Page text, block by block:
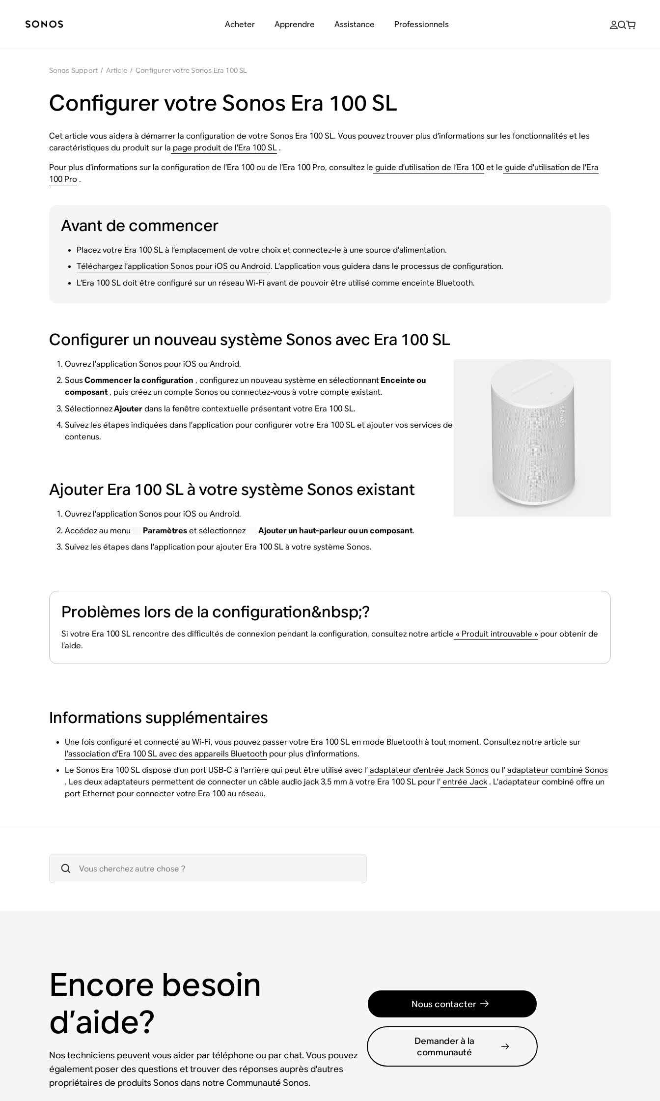
Acheter Apprendre Assistance Professionnels
Sonos Support / Article / Configurer votre Sonos Era 100 SL
Configurer votre Sonos Era 100 SL
Cet article vous aidera à démarrer la configuration de votre Sonos Era 100 SL. Vous pouvez trouver plus d’informations sur les fonctionnalités et les
caractéristiques du produit sur la page produit de l’Era 100 SL.
Pour plus d’informations sur la configuration de l’Era 100 ou de l’Era 100 Pro, consultez le guide d’utilisation de l’Era 100et le guide d’utilisation de l’Era
100 Pro.
Avant de commencer
Placez votre Era 100 SL à l’emplacement de votre choix et connectez-le à une source d’alimentation.
Téléchargez l’application Sonos pour iOS ou Android. L’application vous guidera dans le processus de configuration.
L’Era 100 SL doit être configuré sur un réseau Wi-Fi avant de pouvoir être utilisé comme enceinte Bluetooth.
Configurer un nouveau système Sonos avec Era 100 SL
Ouvrez l’application Sonos pour iOS ou Android.
SousCommencer la configuration , configurez un nouveau système en sélectionnantEnceinte ou
composant, puis créez un compte Sonos ou connectez-vous à votre compte existant.
SélectionnezAjouterdans la fenêtre contextuelle présentant votre Era 100 SL.
Suivez les étapes indiquées dans l’application pour configurer votre Era 100 SL et ajouter vos services de
contenus.
Ajouter Era 100 SL à votre système Sonos existant
Ouvrez l’application Sonos pour iOS ou Android.
Accédez au menu
Paramètreset sélectionnez Ajouter un haut-parleur ou un composant.
Suivez les étapes dans l’application pour ajouter Era 100 SL à votre système Sonos.
Problèmes lors de la configuration&nbsp;?
Si votre Era 100 SL rencontre des difficultés de connexion pendant la configuration, consultez notre article « Produit introuvable » pour obtenir de
l’aide.
Informations supplémentaires
Une fois configuré et connecté au Wi-Fi, vous pouvez passer votre Era 100 SL en mode Bluetooth à tout moment. Consultez notre article sur
l’association d’Era 100 SL avec des appareils Bluetoothpour plus d’informations.
Le Sonos Era 100 SL dispose d’un port USB-C à l’arrière qui peut être utilisé avec l’adaptateur d’entrée Jack Sonosou l’adaptateur combiné Sonos
. Les deux adaptateurs permettent de connecter un câble audio jack 3,5 mm à votre Era 100 SL pour l’entrée Jack. L’adaptateur combiné offre un
port Ethernet pour connecter votre Era 100 au réseau.
Encore besoin
d’aide?
Nos techniciens peuvent vous aider par téléphone ou par chat. Vous pouvez
également poser des questions et trouver des réponses auprès d'autres
propriétaires de produits Sonos dans notre Communauté Sonos.
Nous contacter
Demander à la
communauté